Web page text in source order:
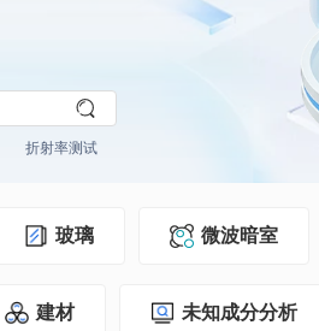
折射率测试
玻璃 微波暗室
建材 未知成分分析